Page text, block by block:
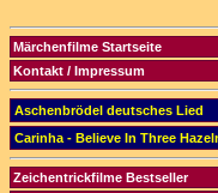
Märchenfilme Startseite
Kontakt / Impressum
Aschenbrödel deutsches Lied
Carinha - Believe In Three
Zeichentrickfilme Bestseller